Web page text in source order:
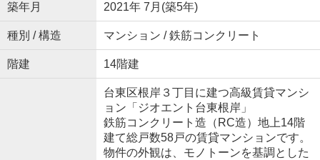
築年月 2021年 7月(築5年)
種別 / 構造 マンション / 鉄筋コンクリート
階建 14階建
台東区根岸３丁目に建つ高級賃貸マンシ
ョン「ジオエント台東根岸」
鉄筋コンクリート造（RC造）地上14階
建て総戸数58戸の賃貸マンションです。
物件の外観は、モノトーンを基調とした